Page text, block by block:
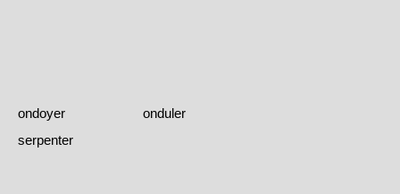
ondoyer
onduler
serpenter